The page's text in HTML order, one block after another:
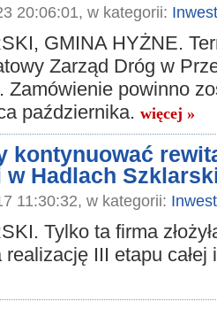
20:06:01, w kategorii:
GMINA HYŻNE.
Zarząd Dróg w
Zamówienie powinno
października. więcej »
kontynuować
Hadlach
11:30:32, w kategorii:
Tylko ta firma
III etapu całej